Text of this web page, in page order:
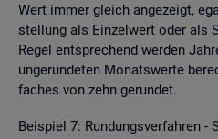
Wert immer gleich an­ge­zeigt,
stel­lung als Ein­zel­wert oder als
Regel ent­spre­chend wer­den
un­ge­run­de­ten Mo­nats­wer­te
fa­ches von zehn ge­run­det.
Bei­spiel 7: Run­dungs­ver­fah­ren -